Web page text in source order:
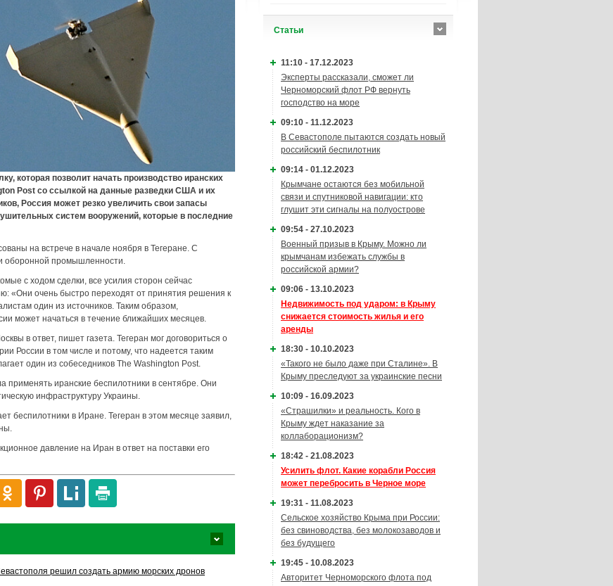
которая позволит начать производство иранских
Post со ссылкой на данные разведки США и их
Россия может резко увеличить свои запасы
систем вооружений, которые в последние
на встрече в начале ноября в Тегеране. С
оборонной промышленности.
с ходом сделки, все усилия сторон сейчас
«Они очень быстро переходят от принятия решения к
один из источников. Таким образом,
может начаться в течение ближайших месяцев.
в ответ, пишет газета. Тегеран мог договориться о
России в том числе и потому, что надеется таким
один из собеседников The Washington Post.
применять иранские беспилотники в сентябре. Они
инфраструктуру Украины.
беспилотники в Иране. Тегеран в этом месяце заявил,
давление на Иран в ответ на поставки его
решил создать армию морских дронов
Cтатьи
11:10 - 17.12.2023
Эксперты рассказали, сможет ли
Черноморский флот РФ вернуть
господство на море
09:10 - 11.12.2023
В Севастополе пытаются создать новый
российский беспилотник
09:14 - 01.12.2023
Крымчане остаются без мобильной
связи и спутниковой навигации: кто
глушит эти сигналы на полуострове
09:54 - 27.10.2023
Военный призыв в Крыму. Можно ли
крымчанам избежать службы в
российской армии?
09:06 - 13.10.2023
Недвижимость под ударом: в Крыму
снижается стоимость жилья и его
аренды
18:30 - 10.10.2023
«Такого не было даже при Сталине». В
Крыму преследуют за украинские песни
10:09 - 16.09.2023
«Страшилки» и реальность. Кого в
Крыму ждет наказание за
коллаборационизм?
18:42 - 21.08.2023
Усилить флот. Какие корабли Россия
может перебросить в Черное море
19:31 - 11.08.2023
Сельское хозяйство Крыма при России:
без свиноводства, без молокозаводов и
без будущего
19:45 - 10.08.2023
Авторитет Черноморского флота под